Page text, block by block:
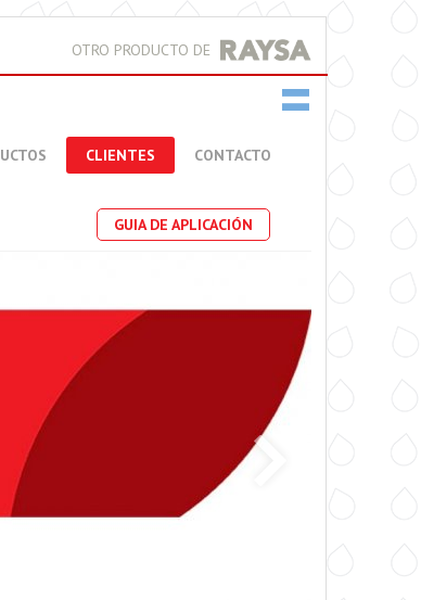
OTRO PRODUCTO DE
CLIENTES CONTACTO
GUIA DE APLICACIÓN